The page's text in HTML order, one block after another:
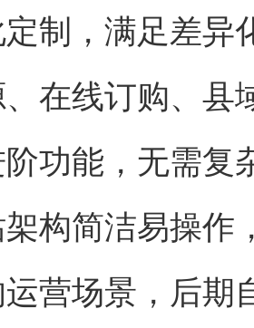
定制，满足差异
在线订购、县
功能，无需复
构简洁易操作
营场景，后期